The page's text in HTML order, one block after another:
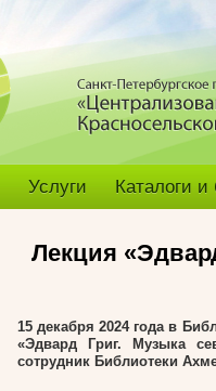
Услуги Каталоги
Лекция
15 декабря 2024 года в
«Эдвард Григ. Музыка
сотрудник Библиотеки